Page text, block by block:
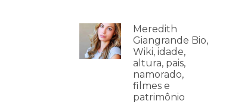
Meredith
Giangrande Bio,
Wiki, idade,
altura, pais,
namorado,
filmes e
patrimônio